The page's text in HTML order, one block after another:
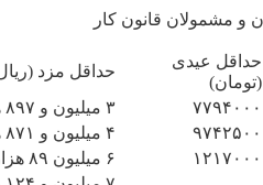
حداقل عیدی
(تومان)
حداقل مزد
۷۷۹۴۰۰۰
۳ میلیون و ۸۹۷ هزار
۹۷۴۲۵۰۰
۴ میلیون و ۸۷۱ هزارو 250
۱۲۱۷۰۰۰
۶ میلیون ۸۹ هزار